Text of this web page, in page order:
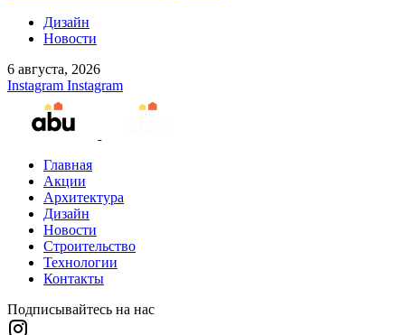
Дизайн
Новости
6 августа, 2026
Instagram Instagram
Главная
Акции
Архитектура
Дизайн
Новости
Строительство
Технологии
Контакты
Подписывайтесь на нас